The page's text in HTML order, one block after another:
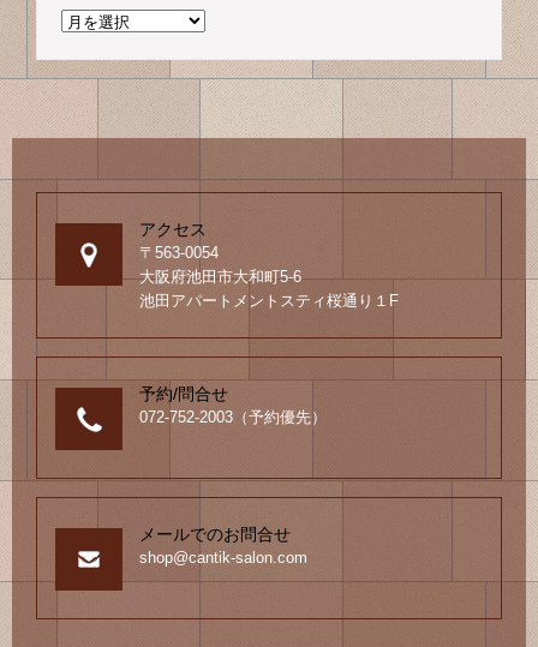
過
ブ
ロ
グ
アクセス
〒563-0054
大阪府池田市大和町5-6
池田アパートメントスティ桜通り１F
予約/問合せ
072-752-2003（予約優先）
メールでのお問合せ
shop@cantik-salon.com